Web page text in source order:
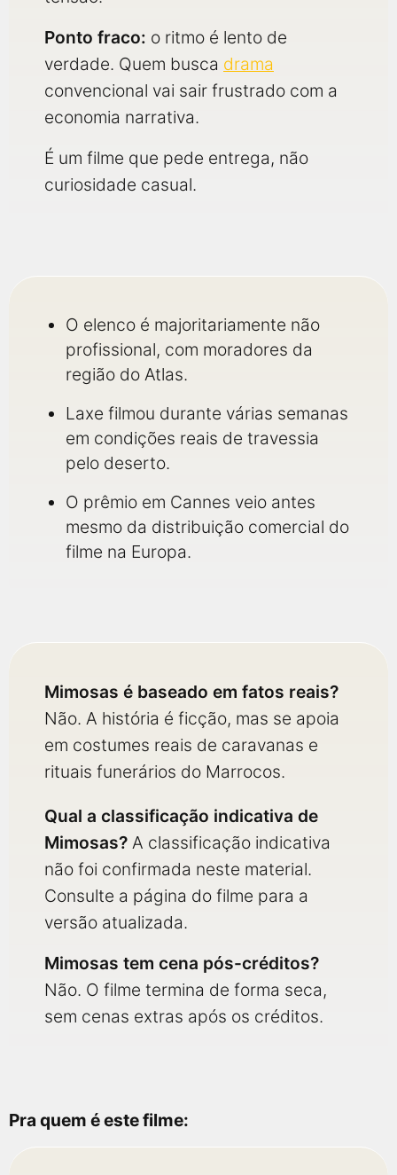
Ponto fraco: o ritmo é lento de
verdade. Quem busca drama
convencional vai sair frustrado com a
economia narrativa.
É um filme que pede entrega, não
curiosidade casual.
O elenco é majoritariamente não
profissional, com moradores da
região do Atlas.
Laxe filmou durante várias semanas
em condições reais de travessia
pelo deserto.
O prêmio em Cannes veio antes
mesmo da distribuição comercial do
filme na Europa.
Mimosas é baseado em fatos reais?
Não. A história é ficção, mas se apoia
em costumes reais de caravanas e
rituais funerários do Marrocos.
Qual a classificação indicativa de
Mimosas? A classificação indicativa
não foi confirmada neste material.
Consulte a página do filme para a
versão atualizada.
Mimosas tem cena pós-créditos?
Não. O filme termina de forma seca,
sem cenas extras após os créditos.
Pra quem é este filme: